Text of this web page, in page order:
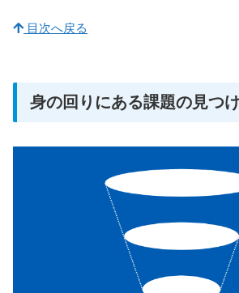
目次へ戻る
身の回りにある課題の見つ